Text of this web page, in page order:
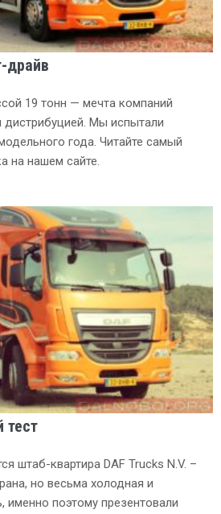
драйв
19 тонн — мечта компаний
Мы испытали
года. Читайте самый
на нашем сайте.
тест
штаб-квартира DAF Trucks N.V. –
но весьма холодная и
поэтому презентовали